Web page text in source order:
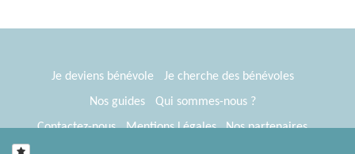
Je deviens bénévole
Je cherche des bénévoles
Nos guides
Qui sommes-nous ?
Contactez-nous
Mentions Légales
Nos partenaires